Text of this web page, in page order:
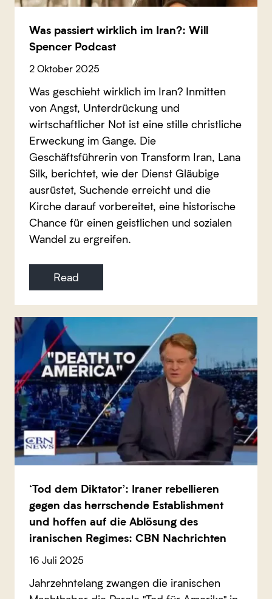
Was passiert wirklich im Iran?: Will
Spencer Podcast
2 Oktober 2025
Was geschieht wirklich im Iran? Inmitten
von Angst, Unterdrückung und
wirtschaftlicher Not ist eine stille christliche
Erweckung im Gange. Die
Geschäftsführerin von Transform Iran, Lana
Silk, berichtet, wie der Dienst Gläubige
ausrüstet, Suchende erreicht und die
Kirche darauf vorbereitet, eine historische
Chance für einen geistlichen und sozialen
Wandel zu ergreifen.
Read
‘Tod dem Diktator’: Iraner rebellieren
gegen das herrschende Establishment
und hoffen auf die Ablösung des
iranischen Regimes: CBN Nachrichten
16 Juli 2025
Jahrzehntelang zwangen die iranischen